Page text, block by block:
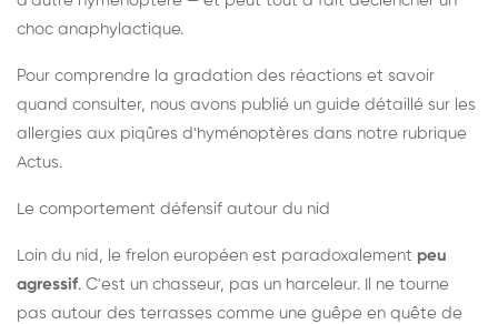
choc anaphylactique.
Pour comprendre la gradation des réactions et savoir
quand consulter, nous avons publié un guide détaillé sur les
allergies aux piqûres d'hyménoptères dans notre rubrique
Actus.
Le comportement défensif autour du nid
Loin du nid, le frelon européen est paradoxalement peu
agressif. C'est un chasseur, pas un harceleur. Il ne tourne
pas autour des terrasses comme une guêpe en quête de